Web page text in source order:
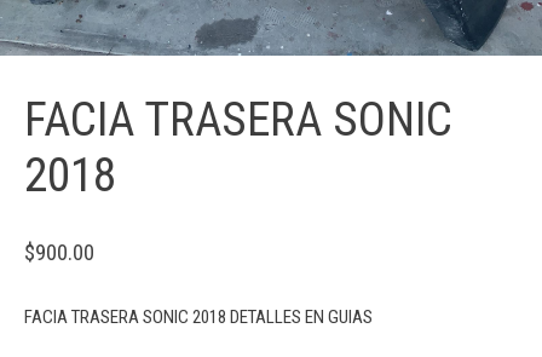
FACIA TRASERA SONIC
2018
$900.00
FACIA TRASERA SONIC 2018 DETALLES EN GUIAS